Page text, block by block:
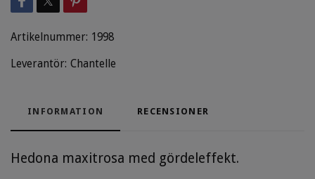
Artikelnummer: 1998
Leverantör: Chantelle
INFORMATION RECENSIONER
Hedona maxitrosa med gördeleffekt.